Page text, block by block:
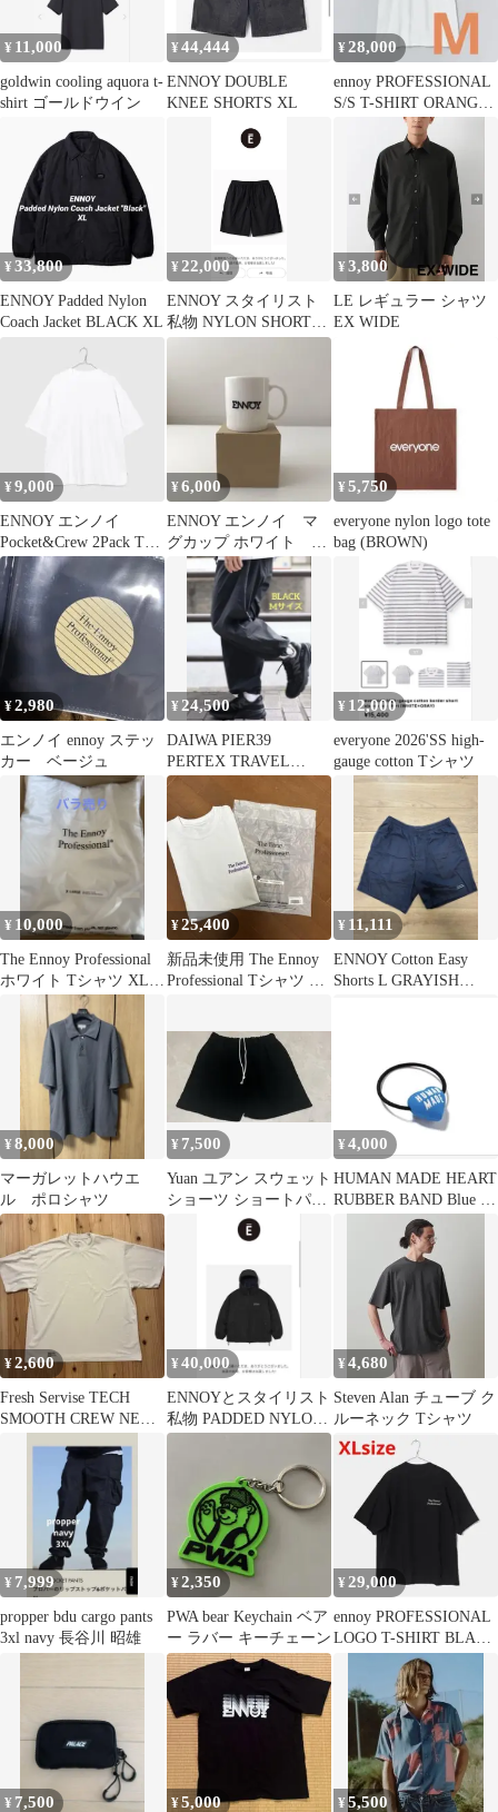
¥ 11,000
goldwin cooling aquora t-
shirt ゴールドウイン
¥44,444
ENNOY DOUBLE
KNEE SHORTS XL
¥28,000
ennoy PROFESSIONAL
S/S T-SHIRT ORANGE
¥33,800
ENNOY Padded Nylon
Coach Jacket BLACK XL
¥22,000
ENNOY スタイリスト
私物 NYLON SHORTS
ブラック M
¥3,800
LE レギュラー シャツ
EX WIDE
¥9,000
ENNOY エンノイ
Pocket&Crew 2Pack Tシ
ャツ ホワイト L
¥6,000
ENNOY エンノイ マ
グカップ ホワイト 箱
付き
¥ 5,750
everyone nylon logo tote
bag (BROWN)
¥2,980
エンノイ ennoy ステッ
カー ベージュ
¥ 24,500
DAIWA PIER39
PERTEX TRAVEL
PANTS ブラック M
¥ 12,000
everyone 2026'SS high-
gauge cotton Tシャツ
¥ 10,000
The Ennoy Professional
ホワイト Tシャツ XLサ
¥25,400
新品未使用 The Ennoy
Professional Tシャツ M
¥ 11,111
ENNOY Cotton Easy
Shorts L GRAYISH
¥8,000
マーガレットハウエ
ル ポロシャツ
¥ 7,500
Yuan ユアン スウェット
ショーツ ショートパン
ツ ブラック フリーサイ
¥ 4,000
HUMAN MADE HEART
RUBBER BAND Blue ヘ
¥2,600
Fresh Servise TECH
SMOOTH CREW NECK
¥40,000
ENNOYとスタイリスト
私物 PADDED NYLON
HOODIE BLACK
¥4,680
Steven Alan チューブ ク
ルーネック Tシャツ
¥ 7,999
propper bdu cargo pants
3xl navy 長谷川 昭雄
¥2,350
PWA bear Keychain ベア
ー ラバー キーチェーン
¥29,000
ennoy PROFESSIONAL
LOGO T-SHIRT BLACK
¥ 7,500 ¥5,000 ¥5,500